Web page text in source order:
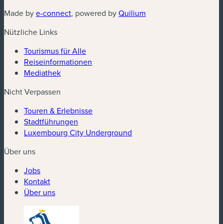
Made bye-connect(neues Fenster)
, powered byQuilium
Nützliche Links
Tourismus für Alle
Reiseinformationen
Mediathek
Nicht Verpassen
Touren & Erlebnisse
Stadtführungen
Luxembourg City Underground
Über uns
Jobs
Kontakt
Über uns